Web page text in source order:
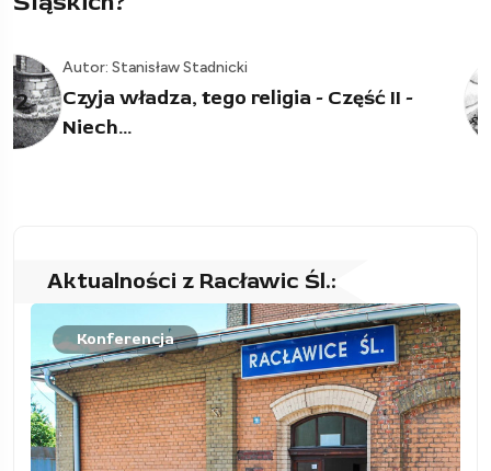
03
Autor: Stanisław Stadnicki
Czyja władza, tego religia. 400 lat
temu z Racławic...
Aktualności z Racławic Śl.:
Konferencja